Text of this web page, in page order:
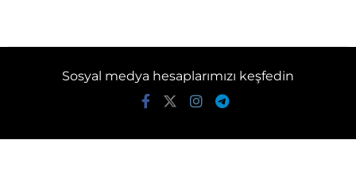
Sosyal medya hesaplarımızı keşfedin